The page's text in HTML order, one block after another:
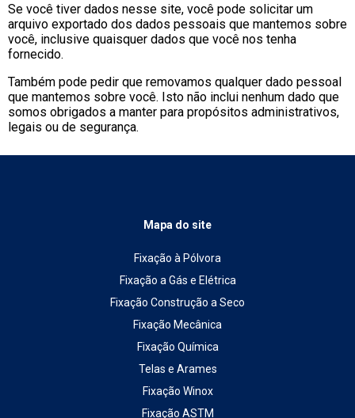
Se você tiver dados nesse site, você pode solicitar um
arquivo exportado dos dados pessoais que mantemos sobre
você, inclusive quaisquer dados que você nos tenha
fornecido.
Também pode pedir que removamos qualquer dado pessoal
que mantemos sobre você. Isto não inclui nenhum dado que
somos obrigados a manter para propósitos administrativos,
legais ou de segurança.
Mapa do site
Fixação à Pólvora
Fixação a Gás e Elétrica
Fixação Construção a Seco
Fixação Mecânica
Fixação Química
Telas e Arames
Fixação Winox
Fixação ASTM